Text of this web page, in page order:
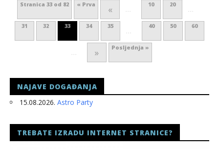
Stranica 33 od 82 « Prva « ...
10 20
...
31 32 33 34 35
...
40 50 60
... » Posljednja »
NAJAVE DOGAĐANJA
15.08.2026. Astro Party
TREBATE IZRADU INTERNET STRANICE?